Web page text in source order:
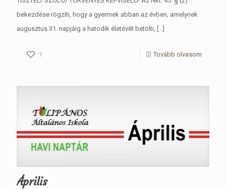
bekezdése rögzíti, hogy a gyermek abban az évben, amelynek
augusztus 31. napjáig a hatodik életévét betölti, […]
1 Tovább olvasom
Április